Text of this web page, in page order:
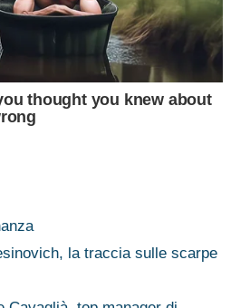
la traccia sulle scarpe